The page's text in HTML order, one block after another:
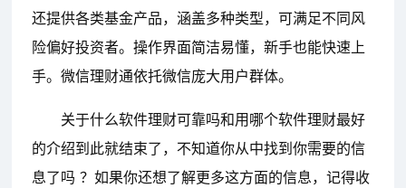
还提供各类基金产品，涵盖多种类型，可满足不同风
险偏好投资者。操作界面简洁易懂，新手也能快速上
手。微信理财通依托微信庞大用户群体。
关于什么软件理财可靠吗和用哪个软件理财最好
的介绍到此就结束了，不知道你从中找到你需要的信
息了吗 ？如果你还想了解更多这方面的信息，记得收